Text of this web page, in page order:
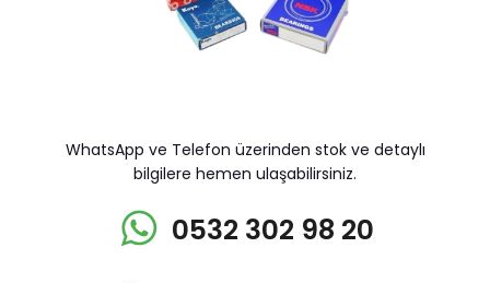
WhatsApp ve Telefon üzerinden stok ve detaylı
bilgilere hemen ulaşabilirsiniz.
0532 302 98 20